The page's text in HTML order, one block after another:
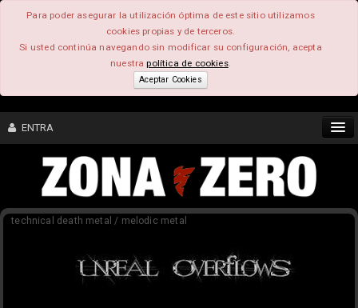
Para poder asegurar la utilización óptima de este sitio utilizamos
cookies propias y de terceros.
Si usted continúa navegando sin modificar su configuración, acepta
nuestrapolítica de cookies.
Aceptar Cookies
ENTRA
CONTENIDO
FEEEDBACK
technical death metal / melodic metal